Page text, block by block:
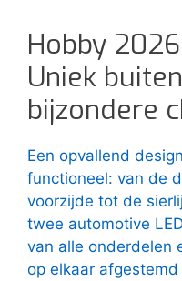
Hobby
Uniek
bijzondere
Een opvallend
functioneel: van de
voorzijde tot de
twee automotive
van alle onderdelen
op elkaar